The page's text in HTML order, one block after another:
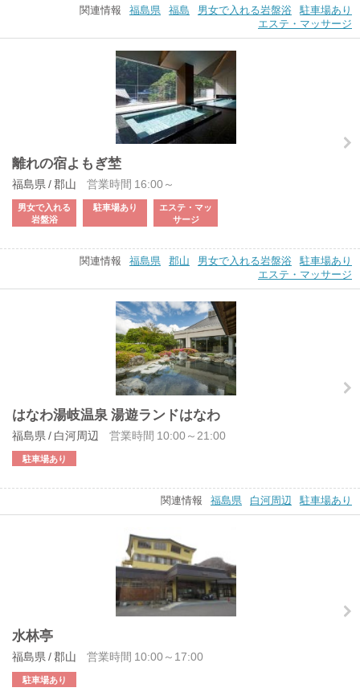
関連情報 福島県 福島 男女で入れる岩盤浴 駐車場あり
エステ・マッサージ
離れの宿よもぎ埜
福島県 / 郡山 営業時間 16:00～
男女で入れる
岩盤浴
駐車場あり
エステ・マッ
サージ
関連情報 福島県 郡山 男女で入れる岩盤浴 駐車場あり
エステ・マッサージ
はなわ湯岐温泉 湯遊ランドはなわ
福島県 / 白河周辺 営業時間 10:00～21:00
駐車場あり
関連情報 福島県 白河周辺 駐車場あり
水林亭
福島県 / 郡山 営業時間 10:00～17:00
駐車場あり